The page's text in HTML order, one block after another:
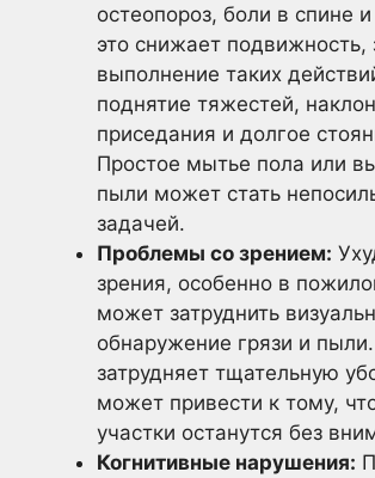
остеопороз, боли в спине
это снижает подвижность,
выполнение таких
поднятие тяжестей,
приседания и долгое
Простое мытье пола или
пыли может стать
задачей.
Проблемы со зрением:
зрения, особенно в
может затруднить
обнаружение грязи и
затрудняет тщательную
может привести к тому,
участки останутся без
Когнитивные нарушения: